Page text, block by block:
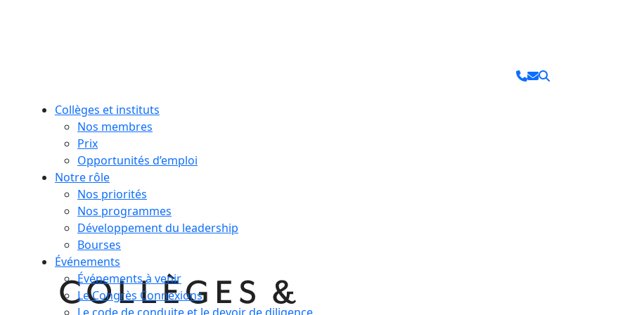
Collèges et instituts
Nos membres
Prix
Opportunités d’emploi
Notre rôle
Nos priorités
Nos programmes
Développement du leadership
Bourses
Événements
Événements à venir
Le Congrès Connexions